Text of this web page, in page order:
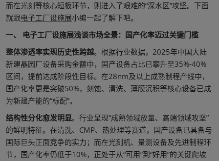
而在光刻等核心短板环节，则进入了艰难的“深水区”攻坚。下面
就跟电子工厂设施展小编一起了解下吧。
一、 电子工厂设施展浅谈市场全景：国产化率迈过关键门槛
整体渗透率实现历史性跨越。根据行业数据，2025年中国大陆
新建晶圆厂设备采购金额中，国产设备占比已攀升至35%-40%
区间，提前达成阶段性目标。在28nm及以上成熟制程产线中，
国产化率更是突破50%，刻蚀、清洗、薄膜沉积等核心设备已成
为新建产能的“标配”。
结构性分化愈发明显。行业呈现“成熟领域放量、高端领域攻坚”
的鲜明特征。在清洗、CMP、热处理等赛道，国产设备已具备与
国际巨头正面竞争的实力；而在光刻机、量测设备及先进制程环
节，国产化率仍低于10%，正处于从“可用”到“好用”的关键爬坡